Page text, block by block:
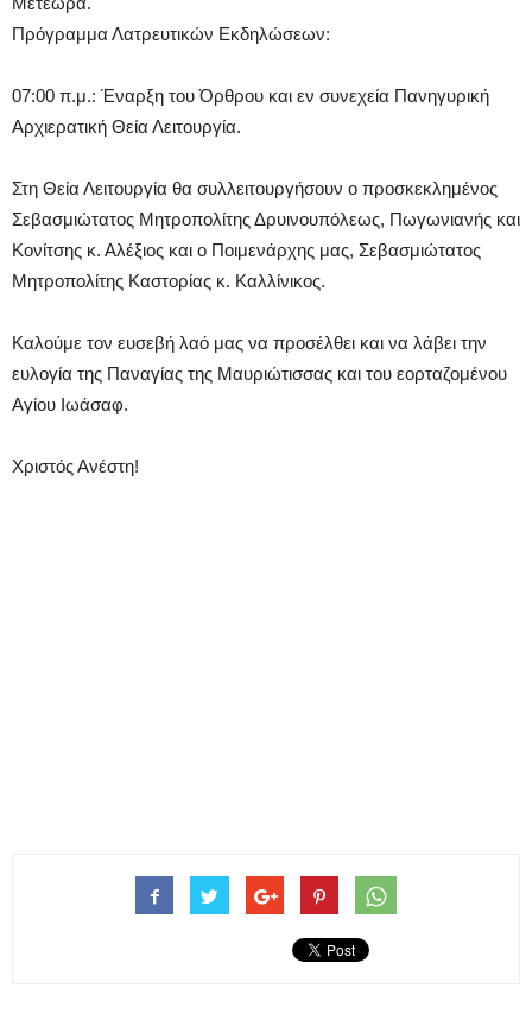
Πρόγραμμα Λατρευτικών Εκδηλώσεων:
07:00 π.μ.: Έναρξη του Όρθρου και εν συνεχεία Πανηγυρική
Αρχιερατική Θεία Λειτουργία.
Στη Θεία Λειτουργία θα συλλειτουργήσουν ο προσκεκλημένος
Σεβασμιώτατος Μητροπολίτης Δρυινουπόλεως, Πωγωνιανής και
Κονίτσης κ. Αλέξιος και ο Ποιμενάρχης μας, Σεβασμιώτατος
Μητροπολίτης Καστορίας κ. Καλλίνικος.
Καλούμε τον ευσεβή λαό μας να προσέλθει και να λάβει την
ευλογία της Παναγίας της Μαυριώτισσας και του εορταζομένου
Αγίου Ιωάσαφ.
Χριστός Ανέστη!